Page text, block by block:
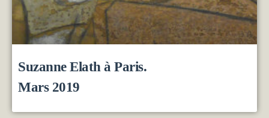
Suzanne Elath à Paris.
Mars 2019